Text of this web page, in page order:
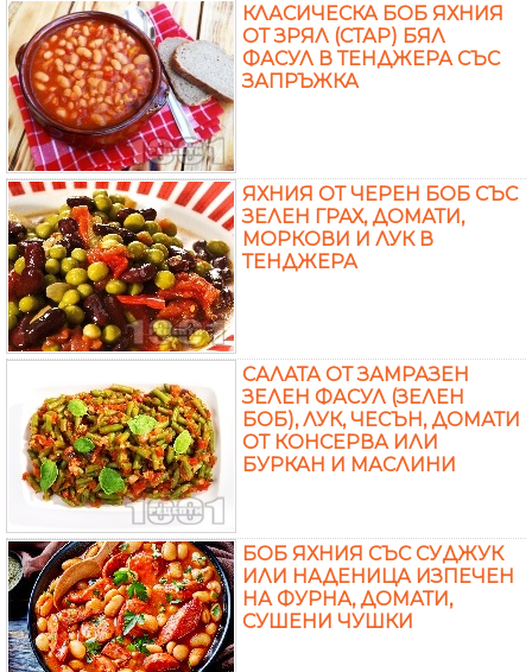
КЛАСИЧЕСКА БОБ ЯХНИЯ
ОТ ЗРЯЛ (СТАР) БЯЛ
ФАСУЛ В ТЕНДЖЕРА СЪС
ЗАПРЪЖКА
ЯХНИЯ ОТ ЧЕРЕН БОБ СЪС
ЗЕЛЕН ГРАХ, ДОМАТИ,
МОРКОВИ И ЛУК В
ТЕНДЖЕРА
САЛАТА ОТ ЗАМРАЗЕН
ЗЕЛЕН ФАСУЛ (ЗЕЛЕН
БОБ), ЛУК, ЧЕСЪН, ДОМАТИ
ОТ КОНСЕРВА ИЛИ
БУРКАН И МАСЛИНИ
БОБ ЯХНИЯ СЪС СУДЖУК
ИЛИ НАДЕНИЦА ИЗПЕЧЕН
НА ФУРНА, ДОМАТИ,
СУШЕНИ ЧУШКИ